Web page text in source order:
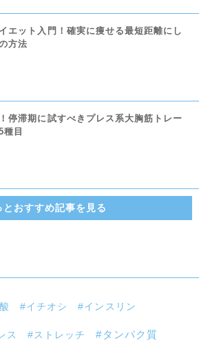
エット入門！確実に痩せる最短距離にし
方法
停滞期に試すべきプレス系大胸筋トレー
種目
とおすすめ記事を見る
イチオシ インスリン
ス ストレッチ タンパク質